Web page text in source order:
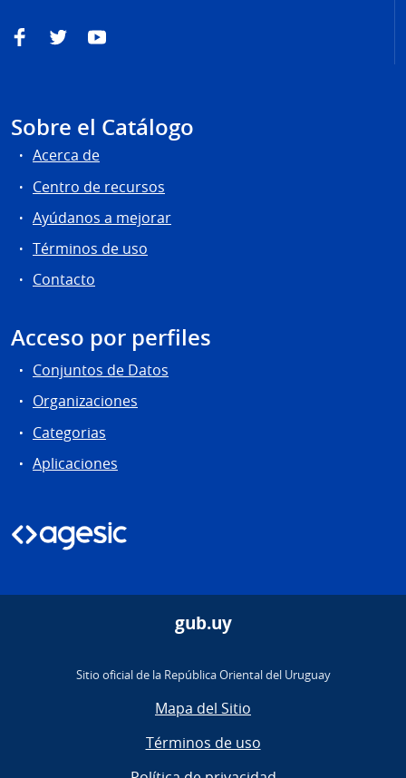
FacebookTwitterYouTube
Sobre el Catálogo
Acerca de
Centro de recursos
Ayúdanos a mejorar
Términos de uso
Contacto
Acceso por perfiles
Conjuntos de Datos
Organizaciones
Categorias
Aplicaciones
gub.uy
Sitio oficial de la República Oriental del Uruguay
Mapa del Sitio
Términos de uso